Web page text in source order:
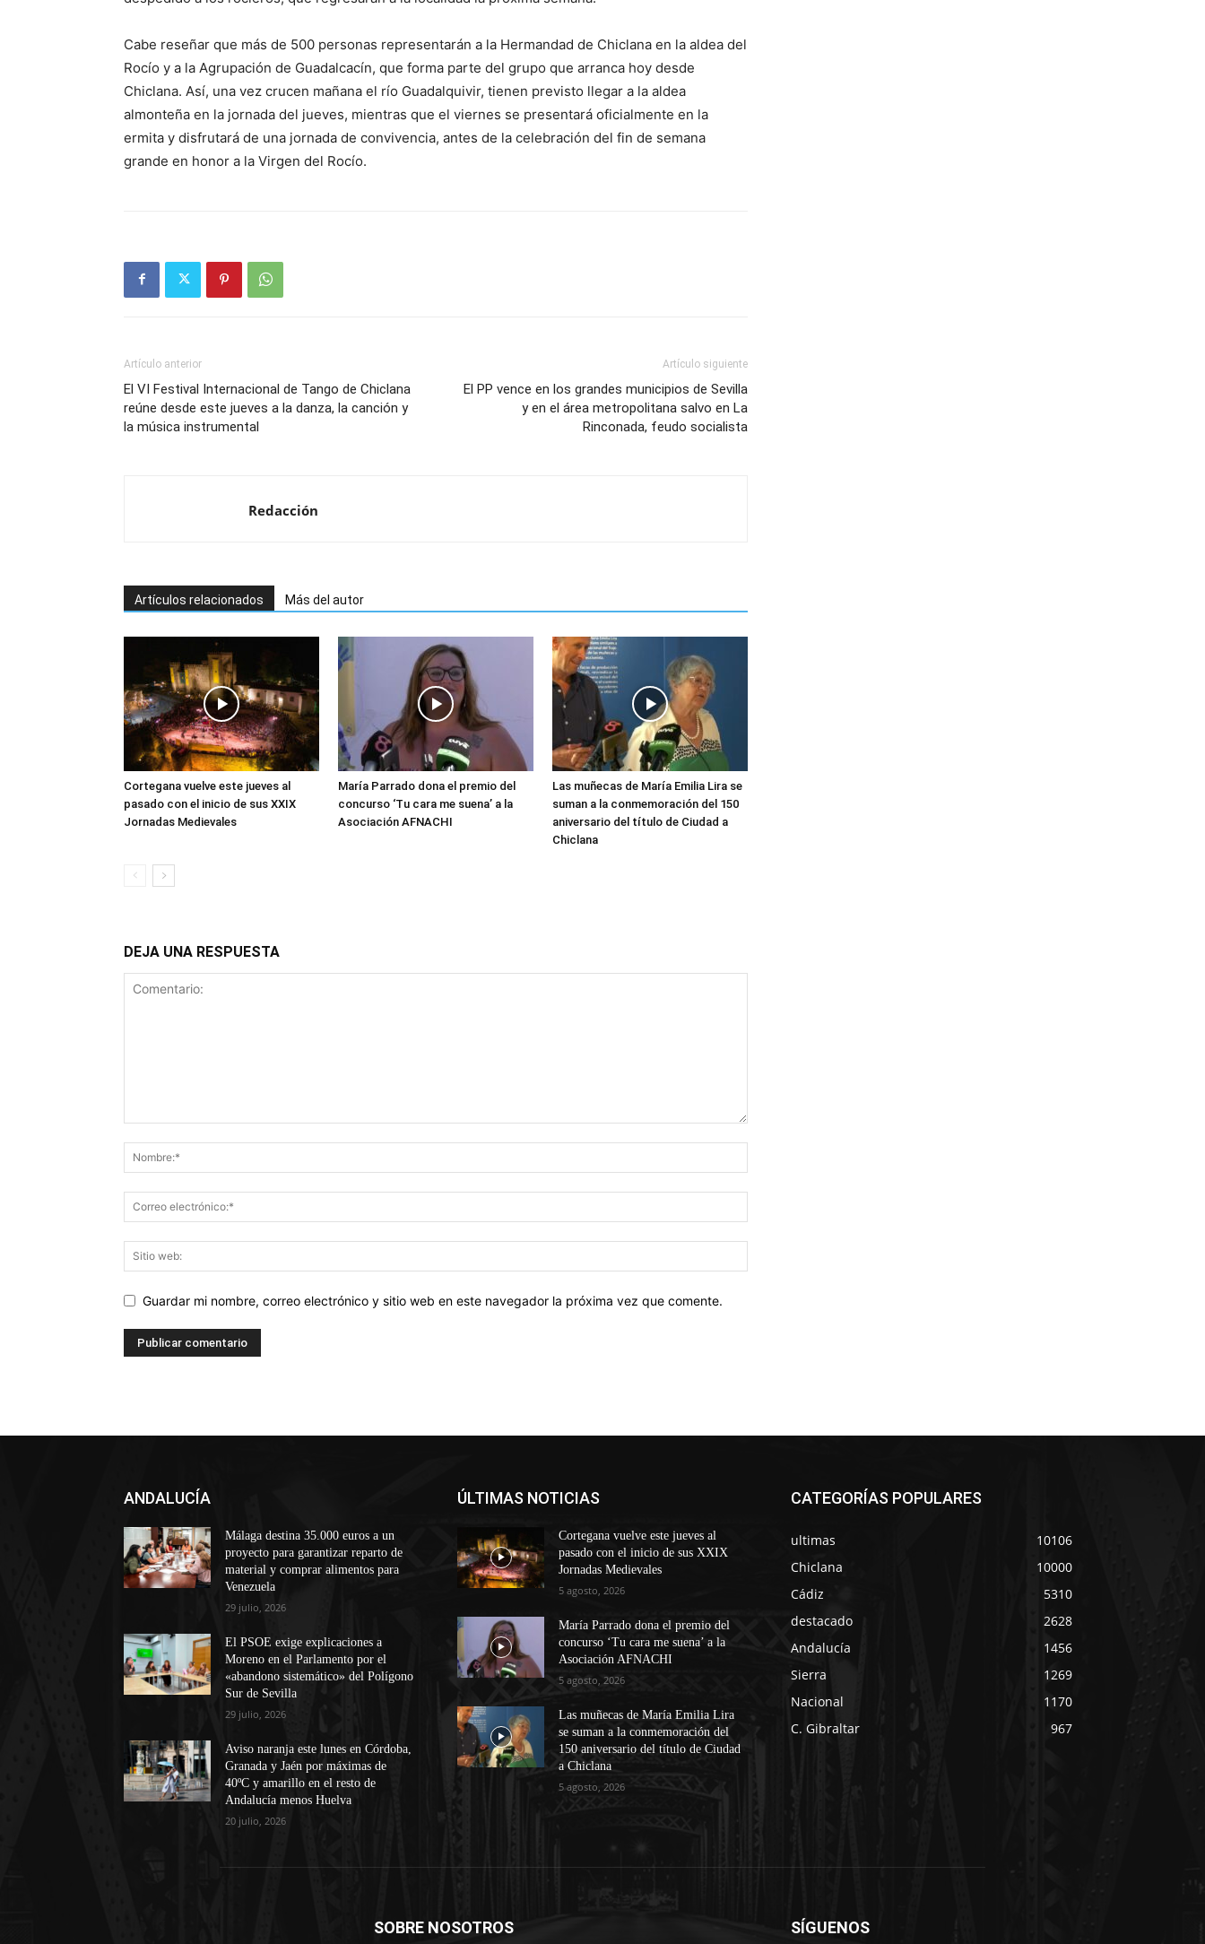
Cabe reseñar que más de 500 personas representarán a la Hermandad de Chiclana en la aldea del
Rocío y a la Agrupación de Guadalcacín, que forma parte del grupo que arranca hoy desde
Chiclana. Así, una vez crucen mañana el río Guadalquivir, tienen previsto llegar a la aldea
almonteña en la jornada del jueves, mientras que el viernes se presentará oficialmente en la
ermita y disfrutará de una jornada de convivencia, antes de la celebración del fin de semana
grande en honor a la Virgen del Rocío.
Artículo anterior
El VI Festival Internacional de Tango de Chiclana
reúne desde este jueves a la danza, la canción y
la música instrumental
Artículo siguiente
El PP vence en los grandes municipios de Sevilla
y en el área metropolitana salvo en La
Rinconada, feudo socialista
Redacción
Artículos relacionados Más del autor
Cortegana vuelve este jueves al
pasado con el inicio de sus XXIX
Jornadas Medievales
María Parrado dona el premio del
concurso ‘Tu cara me suena’ a la
Asociación AFNACHI
Las muñecas de María Emilia Lira se
suman a la conmemoración del 150
aniversario del título de Ciudad a
Chiclana
DEJA UNA RESPUESTA
Guardar mi nombre, correo electrónico y sitio web en este navegador la próxima vez que comente.
ANDALUCÍA
Málaga destina 35.000 euros a un
proyecto para garantizar reparto de
material y comprar alimentos para
Venezuela
29 julio, 2026
El PSOE exige explicaciones a
Moreno en el Parlamento por el
«abandono sistemático» del Polígono
Sur de Sevilla
29 julio, 2026
Aviso naranja este lunes en Córdoba,
Granada y Jaén por máximas de
40ºC y amarillo en el resto de
Andalucía menos Huelva
20 julio, 2026
ÚLTIMAS NOTICIAS
Cortegana vuelve este jueves al
pasado con el inicio de sus XXIX
Jornadas Medievales
5 agosto, 2026
María Parrado dona el premio del
concurso ‘Tu cara me suena’ a la
Asociación AFNACHI
5 agosto, 2026
Las muñecas de María Emilia Lira
se suman a la conmemoración del
150 aniversario del título de Ciudad
a Chiclana
5 agosto, 2026
CATEGORÍAS POPULARES
ultimas
10106
Chiclana
10000
Cádiz
5310
destacado
2628
Andalucía
1456
Sierra
1269
Nacional
1170
C. Gibraltar
967
SOBRE NOSOTROS SÍGUENOS